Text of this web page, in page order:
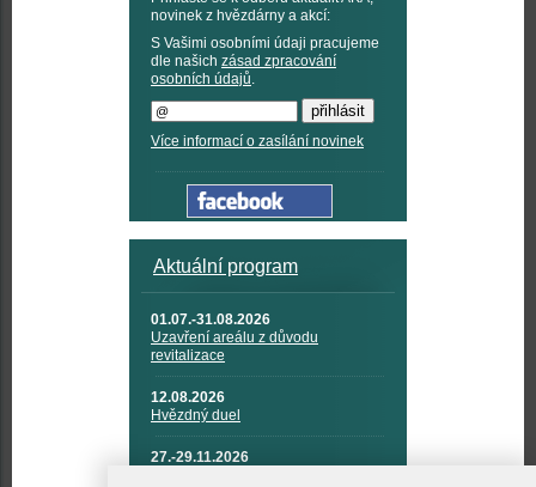
novinek z hvězdárny a akcí:
S Vašimi osobními údaji pracujeme
dle našich zásad zpracování
osobních údajů
Více informací o zasílání novinek
Aktuální program
01.07.-31.08.2026
Uzavření areálu z důvodu
revitalizace
12.08.2026
Hvězdný duel
27.-29.11.2026